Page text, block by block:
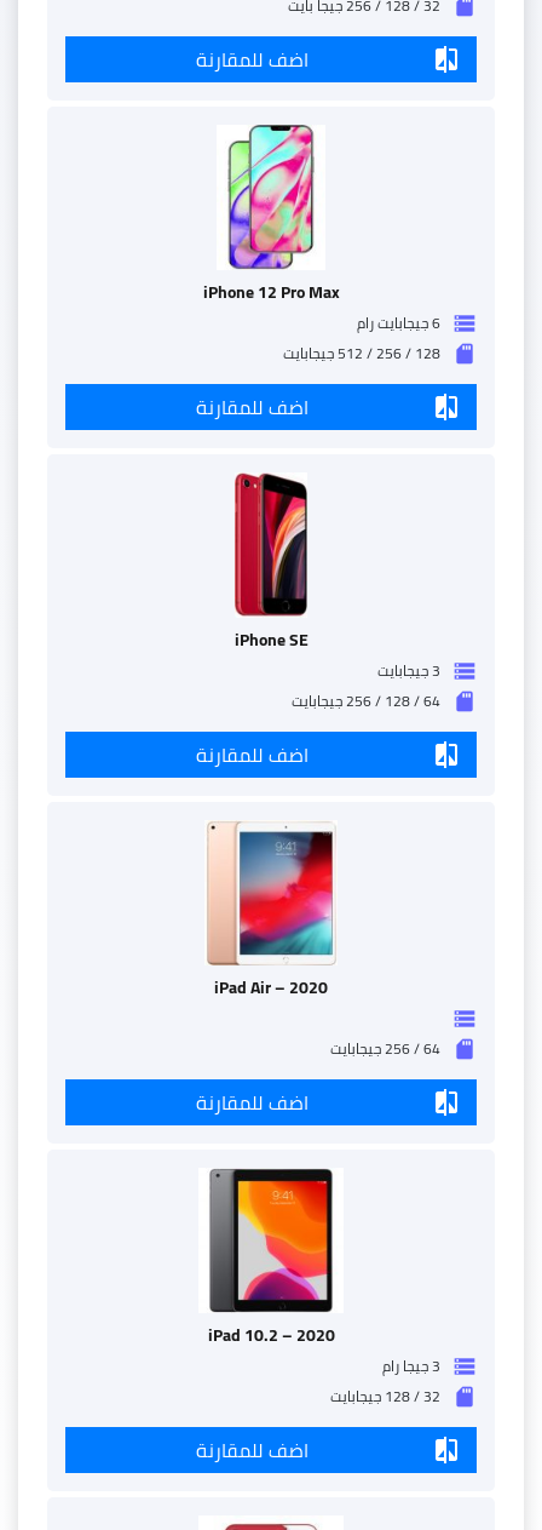
sd_storage
compare اضف للمقارنة
iPhone 12 Pro Max
storage 6 جيجابايت رام
sd_storage 128 / 256 / 512 جيجابايت
compare اضف للمقارنة
iPhone SE
storage 3 جيجابايت
sd_storage 64 / 128 / 256 جيجابايت
compare اضف للمقارنة
iPad Air – 2020
storage
sd_storage
64 / 256 جيجابايت
compare اضف للمقارنة
iPad 10.2 – 2020
storage 3 جيجا رام
sd_storage 32 / 128 جيجابايت
compare اضف للمقارنة